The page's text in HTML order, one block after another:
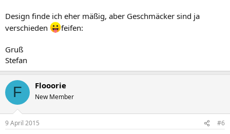
Design finde ich eher mäßig, aber Geschmäcker sind ja
verschieden
feifen:
Gruß
Stefan
F Flooorie
New Member
9 April 2015 #6